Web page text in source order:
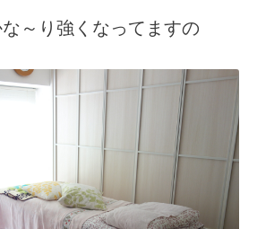
～り強くなってますの